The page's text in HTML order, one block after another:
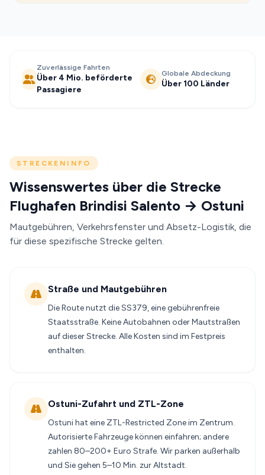
Zuverlässige Fahrten
Über 4 Mio. beförderte
Passagiere
Globale Abdeckung
Über 100 Länder
STRECKENINFO
Wissenswertes über die Strecke
Flughafen Brindisi Salento → Ostuni
Mautgebühren, Verkehrsfenster und Absetz-Logistik, die
für diese spezifische Strecke gelten.
Straße und Mautgebühren
Die Route nutzt die SS379, eine gebührenfreie
Staatsstraße. Keine Autobahnen oder Mautstraßen
auf dieser Strecke. Alle Kosten sind im Festpreis
enthalten.
Ostuni-Zufahrt und ZTL-Zone
Ostuni hat eine ZTL-Restricted Zone im Zentrum.
Autorisierte Fahrzeuge können einfahren; andere
zahlen 80–200+ Euro Strafe. Wir parken außerhalb
und Sie gehen 5–10 Min. zur Altstadt.